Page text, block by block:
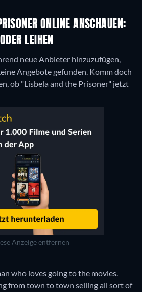
ONLINE ANSCHAUEN:
LEIHEN
neue Anbieter hinzuzufügen,
Angebote gefunden. Komm doch
ob "Lisbela and the Prisoner" jetzt
Anzeige entfernen
who loves going to the movies.
from town to town selling all sort of